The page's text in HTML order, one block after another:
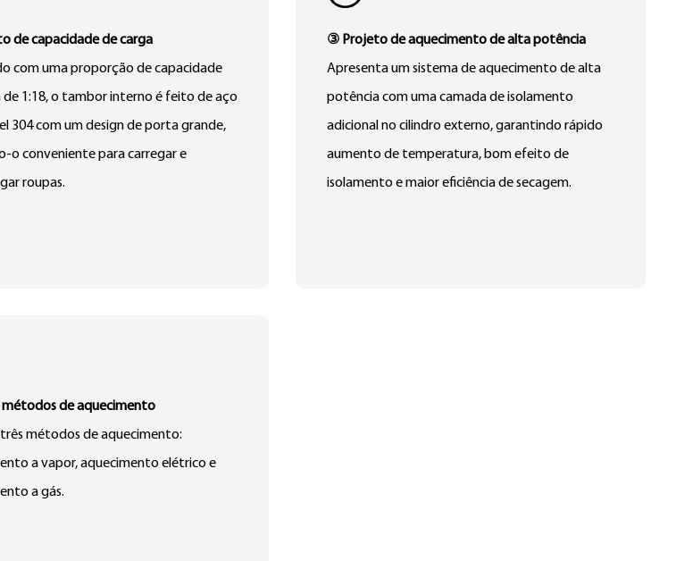
de capacidade de carga
com uma proporção de capacidade
de 1:18, o tambor interno é feito de aço
304 com um design de porta grande,
o conveniente para carregar e
roupas.
③ Projeto de aquecimento de alta potência
Apresenta um sistema de aquecimento de alta
potência com uma camada de isolamento
adicional no cilindro externo, garantindo rápido
aumento de temperatura, bom efeito de
isolamento e maior eficiência de secagem.
métodos de aquecimento
métodos de aquecimento:
a vapor, aquecimento elétrico e
a gás.